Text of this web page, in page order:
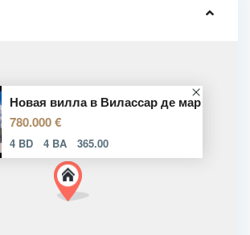
Новая вилла в Вилассар де мар
780.000 €
4 BD 4 BA 365.00